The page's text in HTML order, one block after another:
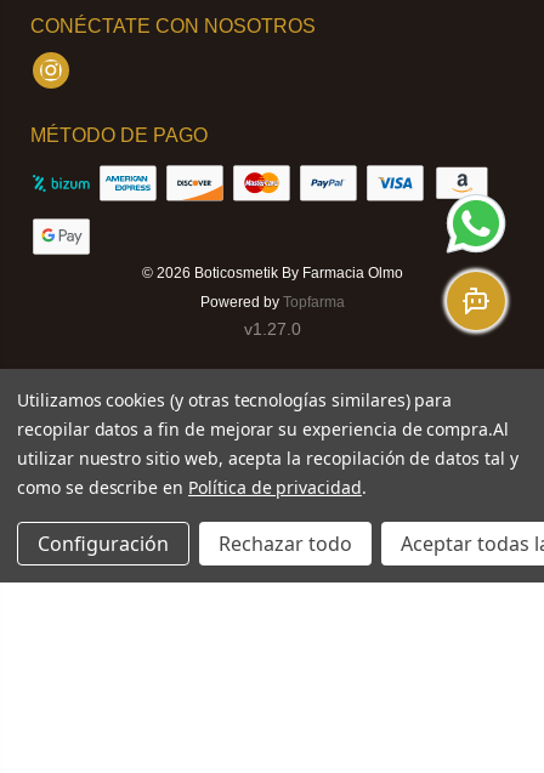
CONÉCTATE CON NOSOTROS
Instagram
MÉTODO DE PAGO
© 2026 Boticosmetik By Farmacia Olmo
Powered by Topfarma
v1.27.0
Utilizamos cookies (y otras tecnologías similares) para
recopilar datos a fin de mejorar su experiencia de compra.Al
utilizar nuestro sitio web, acepta la recopilación de datos tal y
como se describe en Política de privacidad.
Configuración Rechazar todo Aceptar todas